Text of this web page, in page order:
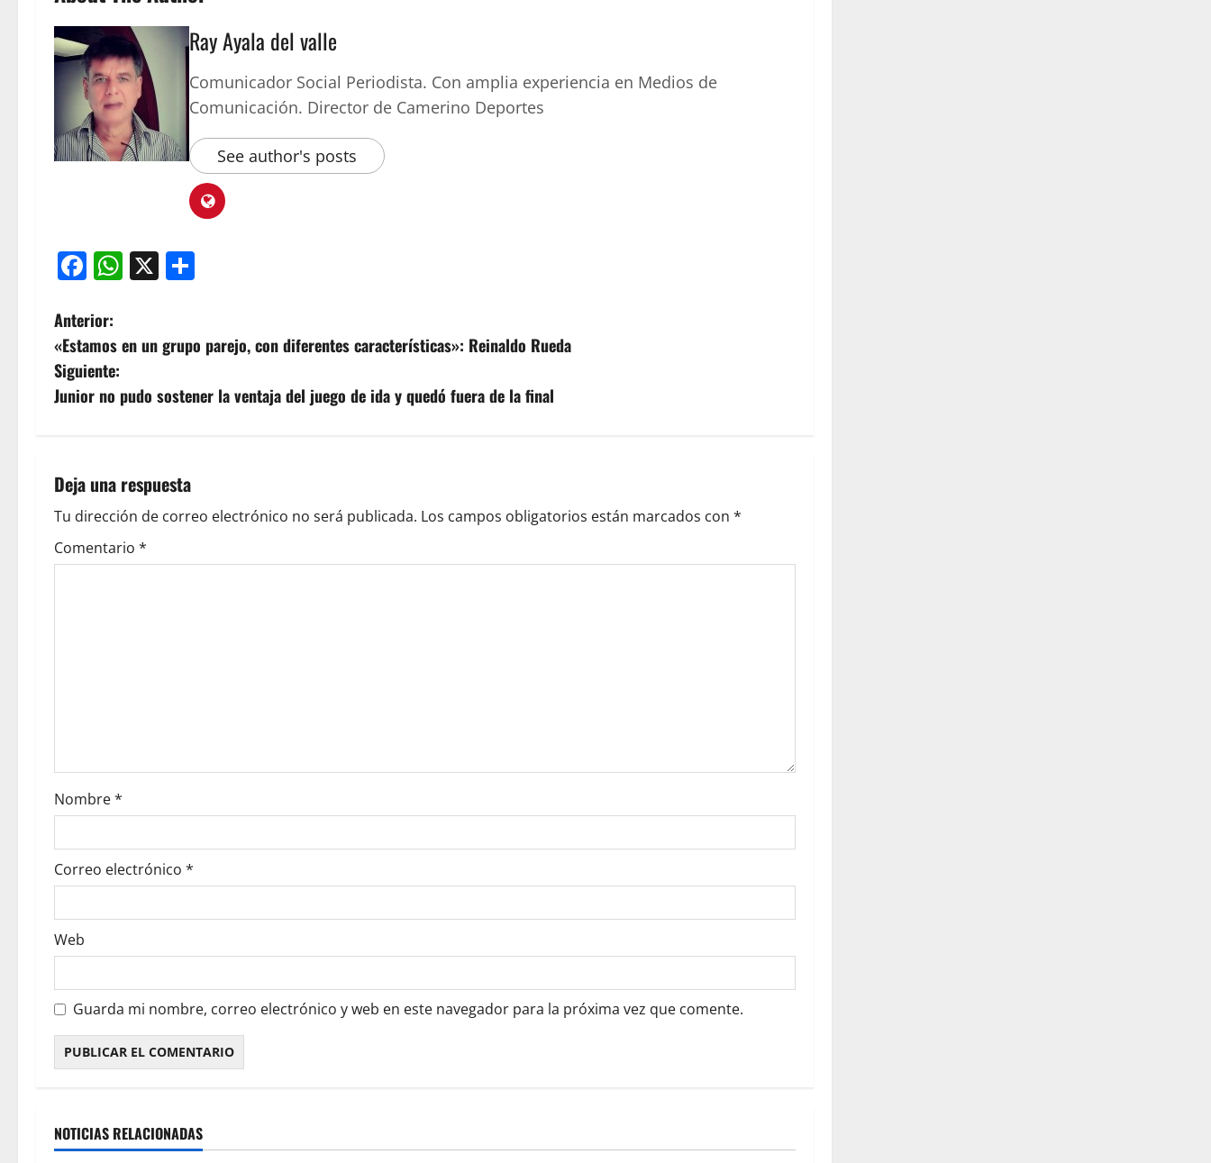
Ray Ayala del valle
Comunicador Social Periodista. Con amplia experiencia en Medios de
Comunicación. Director de Camerino Deportes
See author's posts
Facebook
WhatsApp
X
Anterior:
«Estamos en un grupo parejo, con diferentes características»: Reinaldo Rueda
Siguiente:
Junior no pudo sostener la ventaja del juego de ida y quedó fuera de la final
Deja una respuesta
Tu dirección de correo electrónico no será publicada. Los campos obligatorios están marcados con *
Comentario *
Nombre*
Correo electrónico *
Web
Guarda mi nombre, correo electrónico y web en este navegador para la próxima vez que comente.
NOTICIAS RELACIONADAS